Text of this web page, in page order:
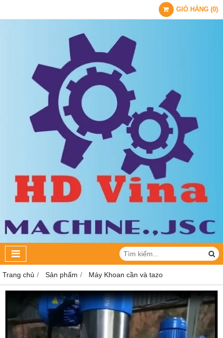
GIỎ HÀNG (0)
Trang chủ Sản phẩm Máy Khoan cần và tazo